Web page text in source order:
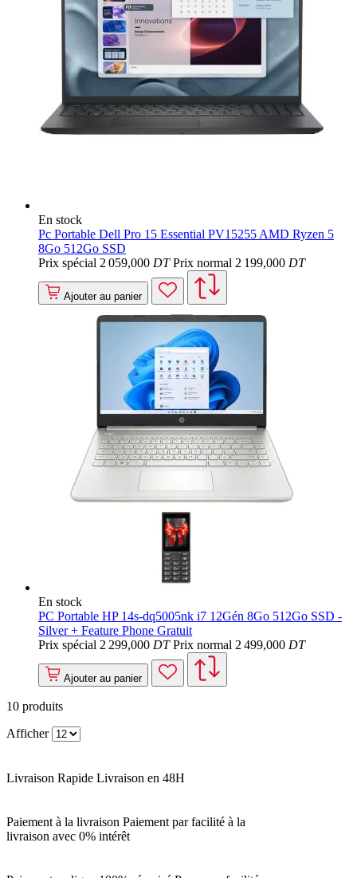
En stock
Pc Portable Dell Pro 15 Essential PV15255 AMD Ryzen 5
8Go 512Go SSD
Prix spécial 2 059,000 DT Prix normal 2 199,000 DT
Ajouter au panier
En stock
PC Portable HP 14s-dq5005nk i7 12Gén 8Go 512Go SSD -
Silver + Feature Phone Gratuit
Prix spécial 2 299,000 DT Prix normal 2 499,000 DT
Ajouter au panier
10 produits
Afficher
Livraison Rapide Livraison en 48H
Paiement à la livraison Paiement par facilité à la
livraison avec 0% intérêt